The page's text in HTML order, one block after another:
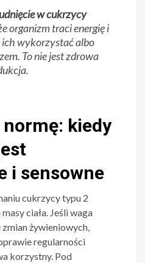
w cukrzycy
organizm traci energię i
ich wykorzystać albo
To nie jest zdrowa
normę: kiedy
i sensowne
cukrzycy typu 2
ciała. Jeśli waga
żywieniowych,
regularności
korzystny. Pod